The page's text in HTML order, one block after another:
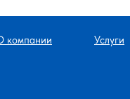
компании Услуги